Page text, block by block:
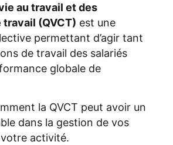
au travail et des
travail (QVCT) est une
permettant d’agir tant
de travail des salariés
globale de
la QVCT peut avoir un
dans la gestion de vos
activité.